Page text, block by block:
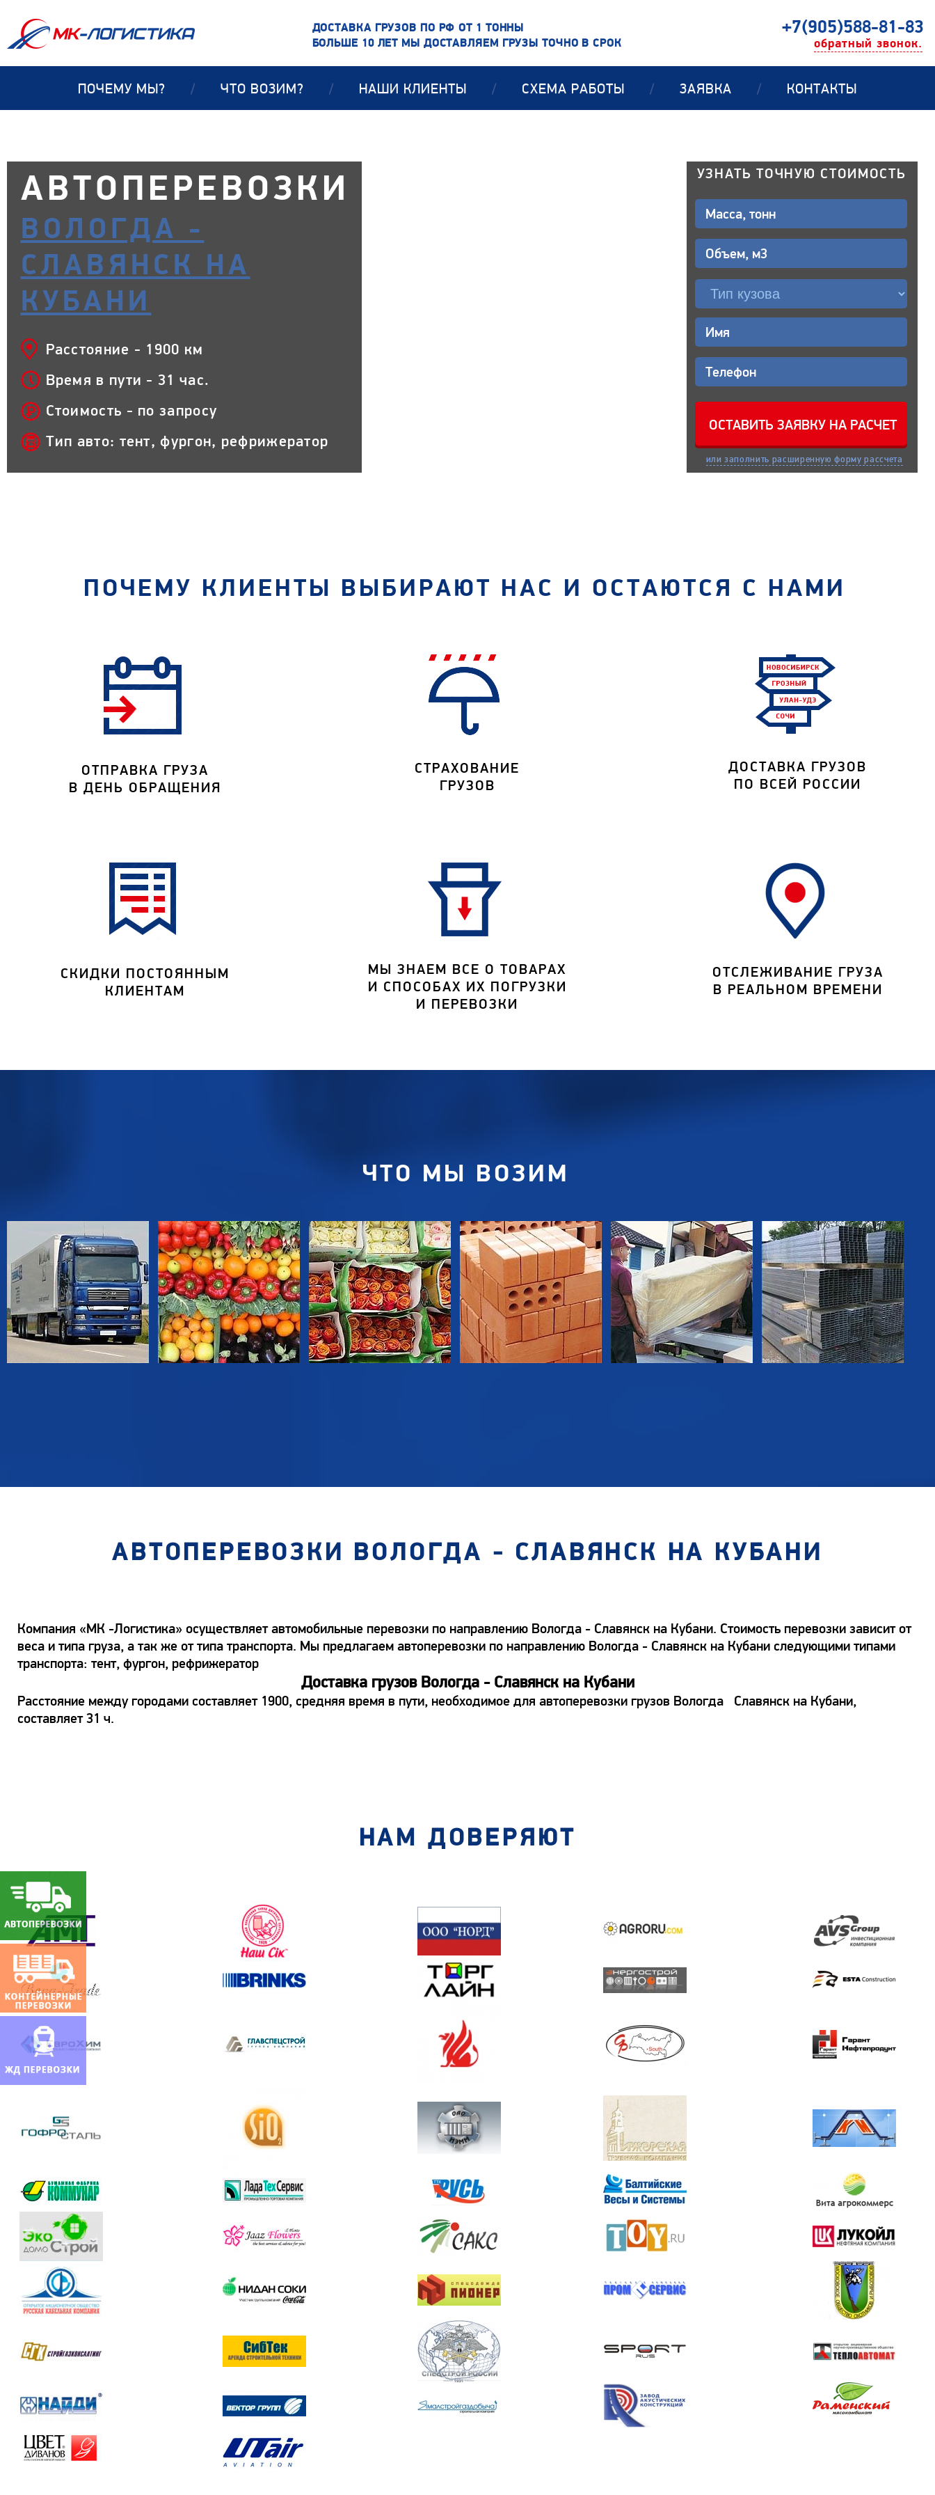
ДОСТАВКА ГРУЗОВ ПО РФ ОТ 1 ТОННЫ
БОЛЬШЕ 10 ЛЕТ МЫ ДОСТАВЛЯЕМ ГРУЗЫ ТОЧНО В СРОК
+7(905)588-81-83
обратный звонок.
ПОЧЕМУ МЫ? / ЧТО ВОЗИМ? / НАШИ КЛИЕНТЫ / СХЕМА РАБОТЫ / ЗАЯВКА / КОНТАКТЫ
АВТОПЕРЕВОЗКИ
ВОЛОГДА -
СЛАВЯНСК НА
КУБАНИ
Расстояние - 1900 км
Время в пути - 31 час.
Стоимость - по запросу
Тип авто: тент, фургон, рефрижератор
УЗНАТЬ ТОЧНУЮ СТОИМОСТЬ
или заполнить расширенную форму рассчета
ПОЧЕМУ КЛИЕНТЫ ВЫБИРАЮТ НАС И ОСТАЮТСЯ С НАМИ
ОТПРАВКА ГРУЗА
В ДЕНЬ ОБРАЩЕНИЯ
СТРАХОВАНИЕ
ГРУЗОВ
ДОСТАВКА ГРУЗОВ
ПО ВСЕЙ РОССИИ
СКИДКИ ПОСТОЯННЫМ
КЛИЕНТАМ
МЫ ЗНАЕМ ВСЕ О ТОВАРАХ
И СПОСОБАХ ИХ ПОГРУЗКИ
И ПЕРЕВОЗКИ
ОТСЛЕЖИВАНИЕ ГРУЗА
В РЕАЛЬНОМ ВРЕМЕНИ
ЧТО МЫ ВОЗИМ
АВТОПЕРЕВОЗКИ ВОЛОГДА - СЛАВЯНСК НА КУБАНИ
Компания «МК -Логистика» осуществляет автомобильные перевозки по направлению Вологда - Славянск на Кубани. Стоимость перевозки зависит от
веса и типа груза, а так же от типа транспорта. Мы предлагаем автоперевозки по направлению Вологда - Славянск на Кубани следующими типами
транспорта: тент, фургон, рефрижератор
Доставка грузов Вологда - Славянск на Кубани
Расстояние между городами составляет 1900, средняя время в пути, необходимое для автоперевозки грузов Вологда Славянск на Кубани,
составляет 31 ч.
НАМ ДОВЕРЯЮТ